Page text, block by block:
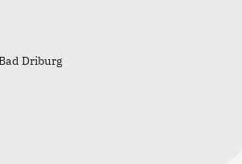
Driburg